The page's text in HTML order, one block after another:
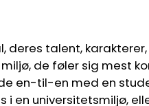
deres talent,
de føler sig mest
en-til-en med en
i en universitetsmiljø,